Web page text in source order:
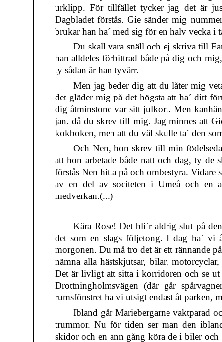
urklipp. För tillfället tycker jag det är
Dagbladet förstås. Gie sänder mig
brukar han ha´ med sig för en halv vecka i
Du skall vara snäll ochej skriva till
han alldeles förbittrad både på dig och
ty sådan är han tyvärr.
Men jag beder dig att du låter mig
det gläder mig på det högsta att ha´ ditt
dig åtminstone var sitt julkort. Men
jan. då du skrev till mig. Jag minnes att
kokboken, men att du väl skulle ta´ den
Och Nen, hon skrev till min
att hon arbetade både natt och dag, ty de
förstås Nen hitta på och ombestyra. Vidare
av en del av sociteten i Umeå och en
medverkan.(...)
Kära Rose! Det bli´r aldrig slut på
det som en slags följetong. I dag ha´ vi
morgonen. Du må tro det är ett rännande
nämna alla hästskjutsar, bilar,
Det är livligt att sitta i korridoren och se ut
Drottningholmsvägen (där går
rumsfönstret ha vi utsigt endast åt parken,
Ibland går Mariebergarne vaktparad
trummor. Nu för tiden ser man den
skidor och en ann gång köra de i biler